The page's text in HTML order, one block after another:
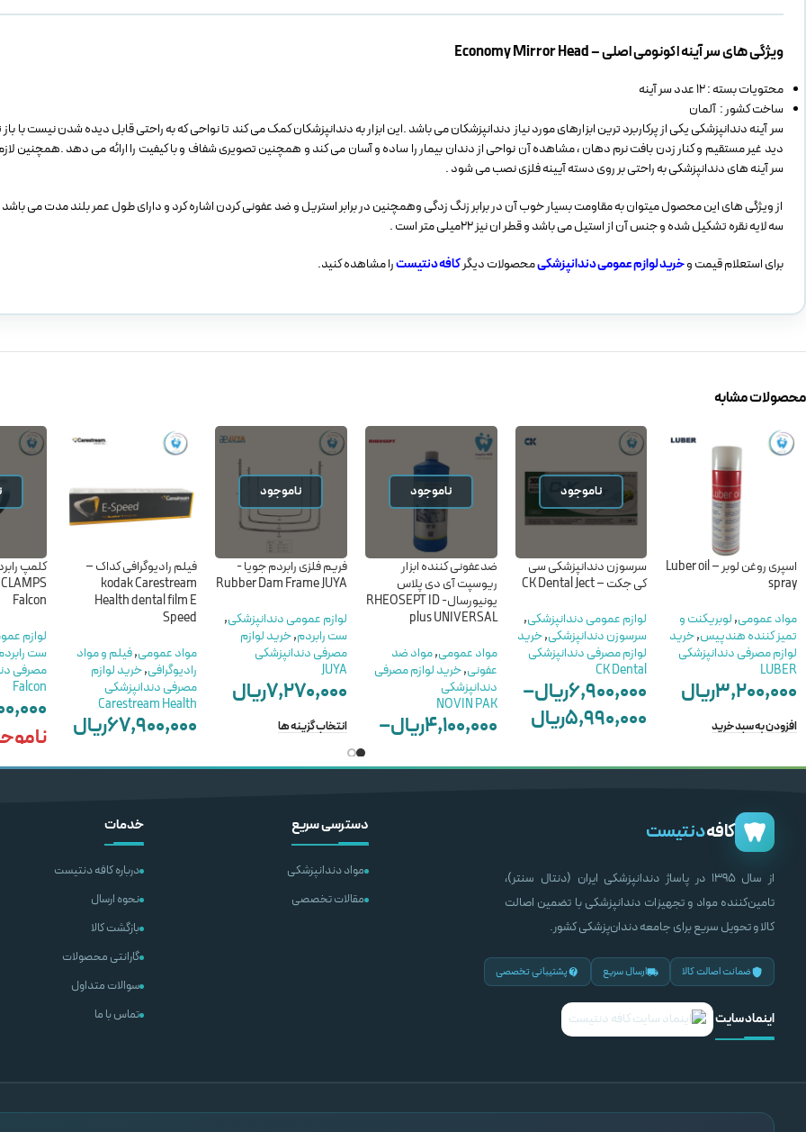
ویژگی های سر آینه اکونومی اصلی – Economy Mirror Head
محتویات بسته : 12 عدد سر آینه
ساخت کشور : آلمان
سر آینه دندانپزشکی یکی از پرکاربرد ترین ابزارهای مورد نیاز دندانپزشکان می باشد .این ابزار به دندانپزشکان کمک می کند تا نواحی که به راحتی قابل دیده شدن نیست با
دید غیر مستقیم و کنار زدن بافت نرم دهان ، مشاهده آن نواحی از دندان بیمار را ساده و آسان می کند و همچنین تصویری شفاف و با کیفیت را ارائه می دهد .همچنین
سر آینه های دندانپزشکی به راحتی بر روی دسته آیینه فلزی نصب می شود .
از ویژگی های این محصول میتوان به مقاومت بسیار خوب آن در برابر زنگ زدگی وهمچنین در برابر استریل و ضد عفونی کردن اشاره کرد و دارای طول عمر بلند مدت می
سه لایه نقره تشکیل شده و جنس آن از استیل می باشد و قطر ان نیز 22میلی متر است .
برای استعلام قیمت وخرید لوازم عمومی دندانپزشکیمحصولات دیگرکافه دنتیسترا مشاهده کنید.
محصولات مشابه
اسپری روغن لوبر – Luber oil
spray
مواد عمومی,لوبریکنت و
تمیز کننده هندپیس,خرید
لوازم مصرفی دندانپزشکی
LUBER
۳,۲۰۰,۰۰۰ریال
افزودن به سبد خرید
ناموجود
سرسوزن دندانپزشکی سی
کی جکت – CK Dental Ject
لوازم عمومی دندانپزشکی,
سرسوزن دندانپزشکی,خرید
لوازم مصرفی دندانپزشکی
CK Dental
۶,۹۰۰,۰۰۰ریال–
۵,۹۹۰,۰۰۰ریال
ناموجود
ضدعفونی کننده ابزار
ریوسپت آی دی پلاس
یونیورسال- RHEOSEPT ID
plus UNIVERSAL
مواد عمومی,مواد ضد
عفونی,خرید لوازم مصرفی
دندانپزشکی
NOVIN PAK
۴,۱۰۰,۰۰۰ریال–
ناموجود
فریم فلزی رابردم جویا -
Rubber Dam Frame JUYA
لوازم عمومی دندانپزشکی,
ست رابردم,خرید لوازم
مصرفی دندانپزشکی
JUYA
۷,۲۷۰,۰۰۰ریال
انتخاب گزینه ها
فیلم رادیوگرافی کداک –
kodak Carestream
Health dental film E
Speed
مواد عمومی,فیلم و مواد
رادیوگرافی,خرید لوازم
مصرفی دندانپزشکی
Carestream Health
۶۷,۹۰۰,۰۰۰ریال
کلمپ
Falcon
لوازم
ست
مصرفی
Falcon
کافهدنتیست
از سال ۱۳۹۵ در پاساژ دندانپزشکی ایران (دنتال سنتر)،
تامین‌کننده مواد و تجهیزات دندانپزشکی با تضمین اصالت
کالا و تحویل سریع برای جامعه دندان‌پزشکی کشور.
ضمانت اصالت کالا ارسال سریع پشتیبانی تخصصی
اینماد سایت
دسترسی سریع
مواد دندانپزشکی
مقالات تخصصی
خدمات
درباره کافه دنتیست
نحوه ارسال
بازگشت کالا
گارانتی محصولات
سوالات متداول
تماس با ما